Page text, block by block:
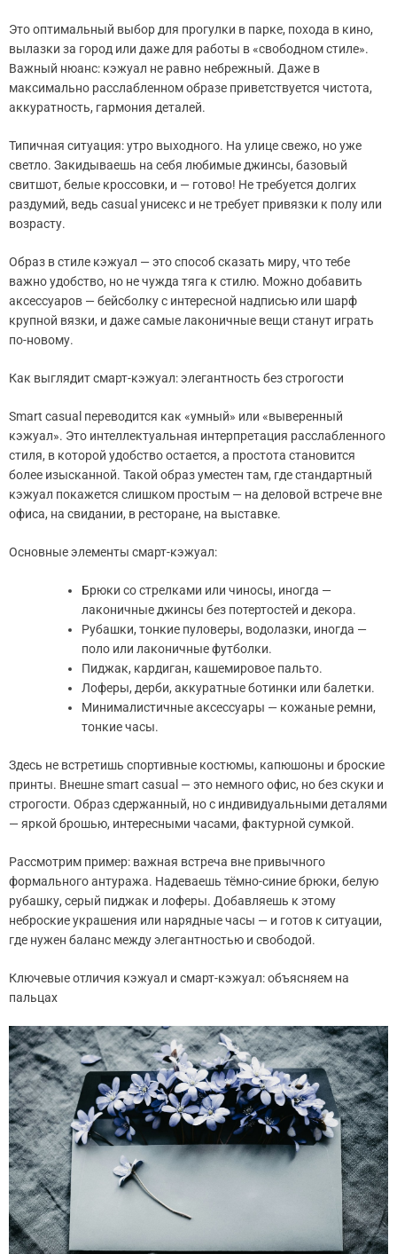
Это оптимальный выбор для прогулки в парке, похода в кино,
вылазки за город или даже для работы в «свободном стиле».
Важный нюанс: кэжуал не равно небрежный. Даже в
максимально расслабленном образе приветствуется чистота,
аккуратность, гармония деталей.
Типичная ситуация: утро выходного. На улице свежо, но уже
светло. Закидываешь на себя любимые джинсы, базовый
свитшот, белые кроссовки, и — готово! Не требуется долгих
раздумий, ведь casual унисекс и не требует привязки к полу или
возрасту.
Образ в стиле кэжуал — это способ сказать миру, что тебе
важно удобство, но не чужда тяга к стилю. Можно добавить
аксессуаров — бейсболку с интересной надписью или шарф
крупной вязки, и даже самые лаконичные вещи станут играть
по-новому.
Как выглядит смарт-кэжуал: элегантность без строгости
Smart casual переводится как «умный» или «выверенный
кэжуал». Это интеллектуальная интерпретация расслабленного
стиля, в которой удобство остается, а простота становится
более изысканной. Такой образ уместен там, где стандартный
кэжуал покажется слишком простым — на деловой встрече вне
офиса, на свидании, в ресторане, на выставке.
Основные элементы смарт-кэжуал:
Брюки со стрелками или чиносы, иногда —
лаконичные джинсы без потертостей и декора.
Рубашки, тонкие пуловеры, водолазки, иногда —
поло или лаконичные футболки.
Пиджак, кардиган, кашемировое пальто.
Лоферы, дерби, аккуратные ботинки или балетки.
Минималистичные аксессуары — кожаные ремни,
тонкие часы.
Здесь не встретишь спортивные костюмы, капюшоны и броские
принты. Внешне smart casual — это немного офис, но без скуки и
строгости. Образ сдержанный, но с индивидуальными деталями
— яркой брошью, интересными часами, фактурной сумкой.
Рассмотрим пример: важная встреча вне привычного
формального антуража. Надеваешь тёмно-синие брюки, белую
рубашку, серый пиджак и лоферы. Добавляешь к этому
неброские украшения или нарядные часы — и готов к ситуации,
где нужен баланс между элегантностью и свободой.
Ключевые отличия кэжуал и смарт-кэжуал: объясняем на
пальцах